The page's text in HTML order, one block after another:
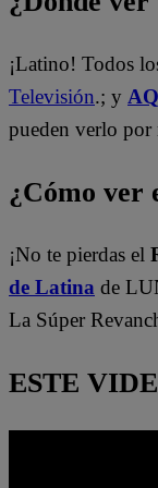
¡Latino! Todos
Televisión.; y
pueden verlo por
¿Cómo ver
¡No te pierdas el
de Latina de
La Súper
ESTE